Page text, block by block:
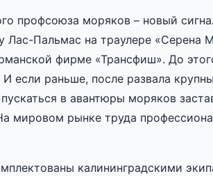
профсоюза моряков – новый
Лас-Пальмас на траулере «Серена
фирме «Трансфиш». До
раньше, после развала
в авантюры моряков
мировом рынке труда
калининградскими